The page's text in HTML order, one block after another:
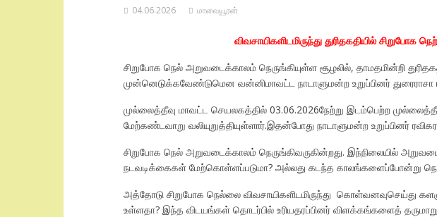
04.06.2026 மாவையூரன்
விவசாயிகளிடமிருந்து துரிதகதியில்
சிறுபோக நெல் அறுவடைக்காலம் நெருங்கியுள்ள சூழலில், தாமதமின்றி
முன்னெடுக்கவேண்டுமென வன்னிமாவட்ட நாடாளுமன்ற உறுப்பினர் துரைராசா
முல்லைத்தீவு மாவட்ட செயலகத்தில் 03.06.2026நேற்று இடம்பெற்ற
மேற்கண்டவாறு வலியுறுத்தியுள்ளார்.இதன்போது நாடாளுமன்ற உறுப்பினர்
சிறுபோக நெல் அறுவடைக்காலம் நெருங்கிவருகின்றது. இந்நிலையில்
நடவடிக்கைகள் மேற்கொள்ளப்படுமா? அல்லது கடந்த காலங்களைப்போன்று
அத்தோடு சிறுபோக நெல்லை விவசாயிகளிடமிருந்து கொள்வனவுசெய்து
உள்ளதா? இந்த விடயங்கள் தொடர்பில் உரியதரப்பினர் விளக்கங்களைத்